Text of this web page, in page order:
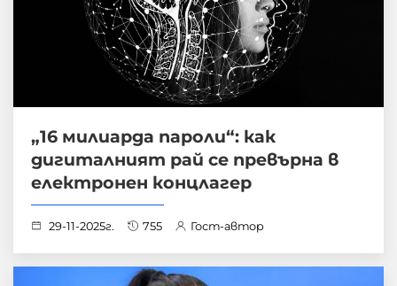
„16 милиарда пароли“: как
дигиталният рай се превърна в
електронен концлагер
29-11-2025г. 755 Гост-автор